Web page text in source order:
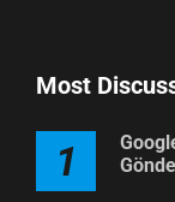
Most
1